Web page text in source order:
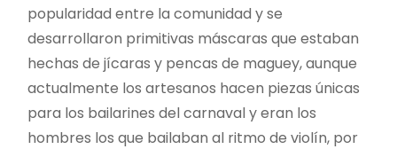
popularidad entre la comunidad y se
desarrollaron primitivas máscaras que estaban
hechas de jícaras y pencas de maguey, aunque
actualmente los artesanos hacen piezas únicas
para los bailarines del carnaval y eran los
hombres los que bailaban al ritmo de violín, por